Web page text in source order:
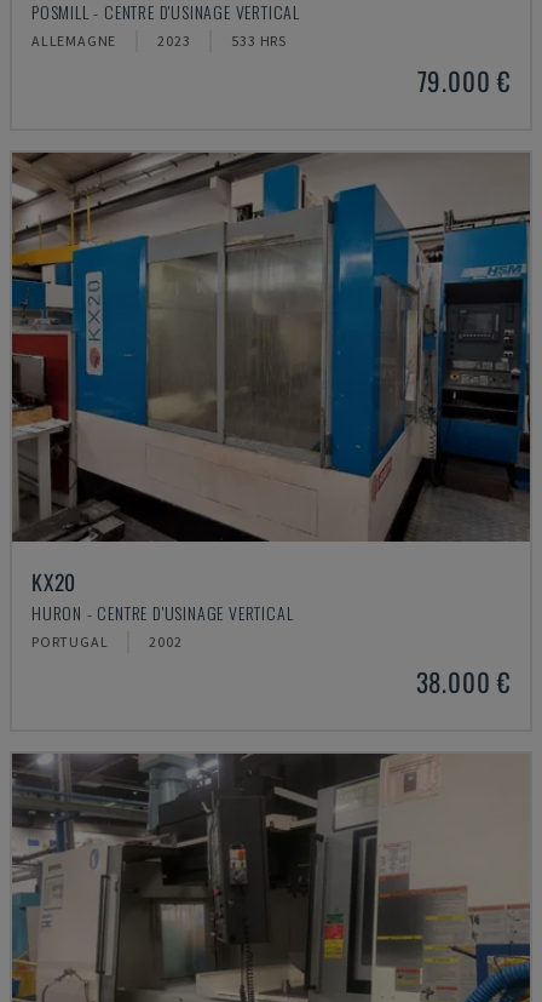
POSMILL - CENTRE D'USINAGE VERTICAL
ALLEMAGNE 2023 533 HRS
79.000 €
KX20
HURON - CENTRE D'USINAGE VERTICAL
PORTUGAL 2002
38.000 €